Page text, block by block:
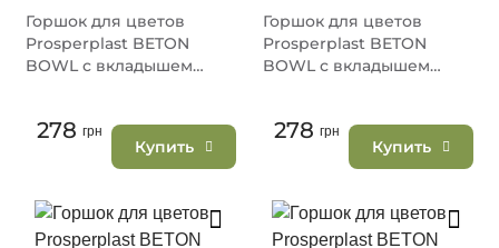
Горшок для цветов
Prosperplast BETON
BOWL с вкладышем
278 грн
Купить
Горшок для цветов
Prosperplast BETON
BOWL с вкладышем
278 грн
Купить